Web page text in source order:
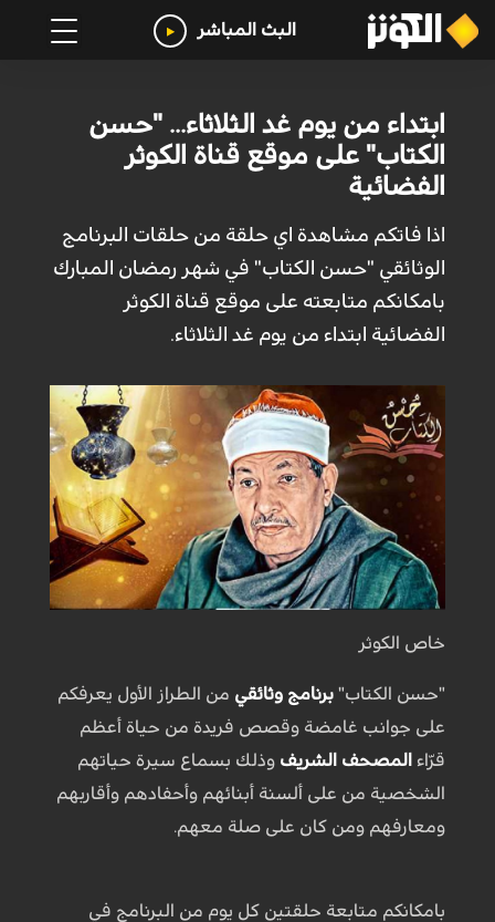
البث المباشر
ابتداء من يوم غد الثلاثاء... "حسن
الكتاب" على موقع قناة الكوثر
الفضائية
اذا فاتكم مشاهدة اي حلقة من حلقات البرنامج
الوثائقي "حسن الكتاب" في شهر رمضان المبارك
بامكانكم متابعته على موقع قناة الكوثر
الفضائية ابتداء من يوم غد الثلاثاء.
خاص الكوثر
"حسن الكتاب" برنامج وثائقي من الطراز الأول يعرفكم
على جوانب غامضة وقصص فريدة من حياة أعظم
قرّاء المصحف الشريف وذلك بسماع سيرة حياتهم
الشخصية من على ألسنة أبنائهم وأحفادهم وأقاربهم
ومعارفهم ومن كان على صلة معهم.
بامكانكم متابعة حلقتين كل يوم من البرنامج في